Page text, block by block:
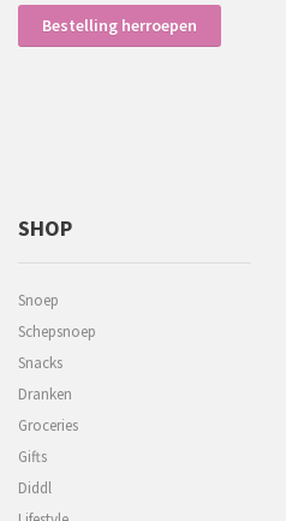
Bestelling herroepen
SHOP
Snoep
Schepsnoep
Snacks
Dranken
Groceries
Gifts
Diddl